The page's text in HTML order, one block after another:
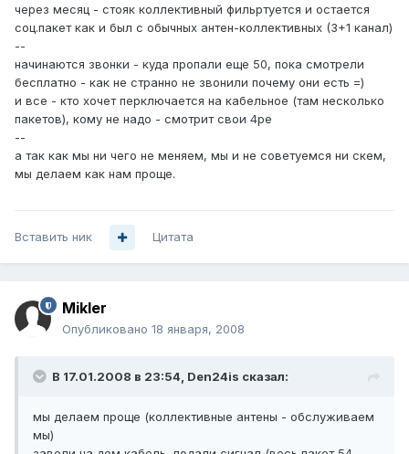
через месяц - стояк коллективный фильртуется и остается
соц.пакет как и был с обычных антен-коллективных (3+1 канал)
--
начинаются звонки - куда пропали еще 50, пока смотрели
бесплатно - как не странно не звонили почему они есть =)
и все - кто хочет перключается на кабельное (там несколько
пакетов), кому не надо - смотрит свои 4ре
--
а так как мы ни чего не меняем, мы и не советуемся ни скем,
мы делаем как нам проще.
Вставить ник Цитата
Mikler
Опубликовано 18 января, 2008
В 17.01.2008 в 23:54, Den24is сказал:
мы делаем проще (коллективные антены - обслуживаем
мы)